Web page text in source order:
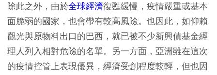
除此之外，由於全球經濟復甦緩慢，疫情嚴重或基本
面脆弱的國家，也會帶有較高風險。也因此，如仰賴
觀光與原物料出口的巴西，就已被不少新興債基金經
理人列入相對危險的名單。另一方面，亞洲雖在這次
的疫情控管上表現優異，經濟受創程度較輕，但也因